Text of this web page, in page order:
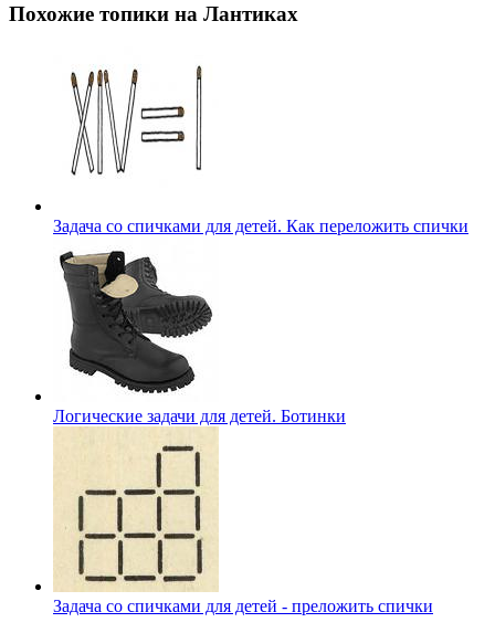
Похожие топики на Лантиках
Задача со спичками для детей. Как переложить спички
Логические задачи для детей. Ботинки
Задача со спичками для детей - преложить спички